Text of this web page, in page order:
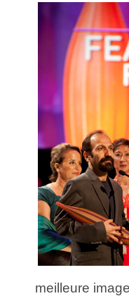
meilleure